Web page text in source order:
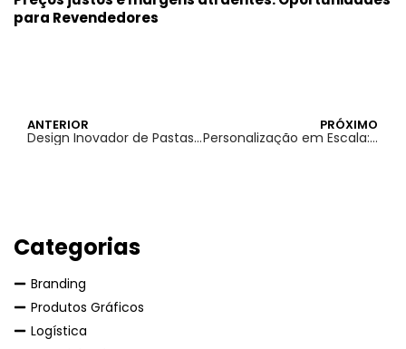
para Revendedores
ANTERIOR
Design Inovador de Pastas: Tendências que Estão Moldando 2025
PRÓXIMO
Personalização em Escala: Atendendo às Exigências de Clientes Corporativos com Pastas de Alta Qualidade
Categorias
Branding
Produtos Gráficos
Logística